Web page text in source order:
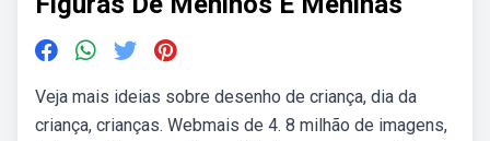
Veja mais ideias sobre desenho de criança, dia da
criança, crianças. Webmais de 4. 8 milhão de imagens,